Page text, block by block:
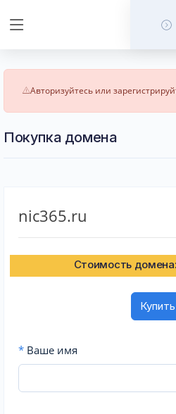
Авторизуйтесь или
Покупка домена
nic365.ru
Стоимость
Купить
* Ваше имя